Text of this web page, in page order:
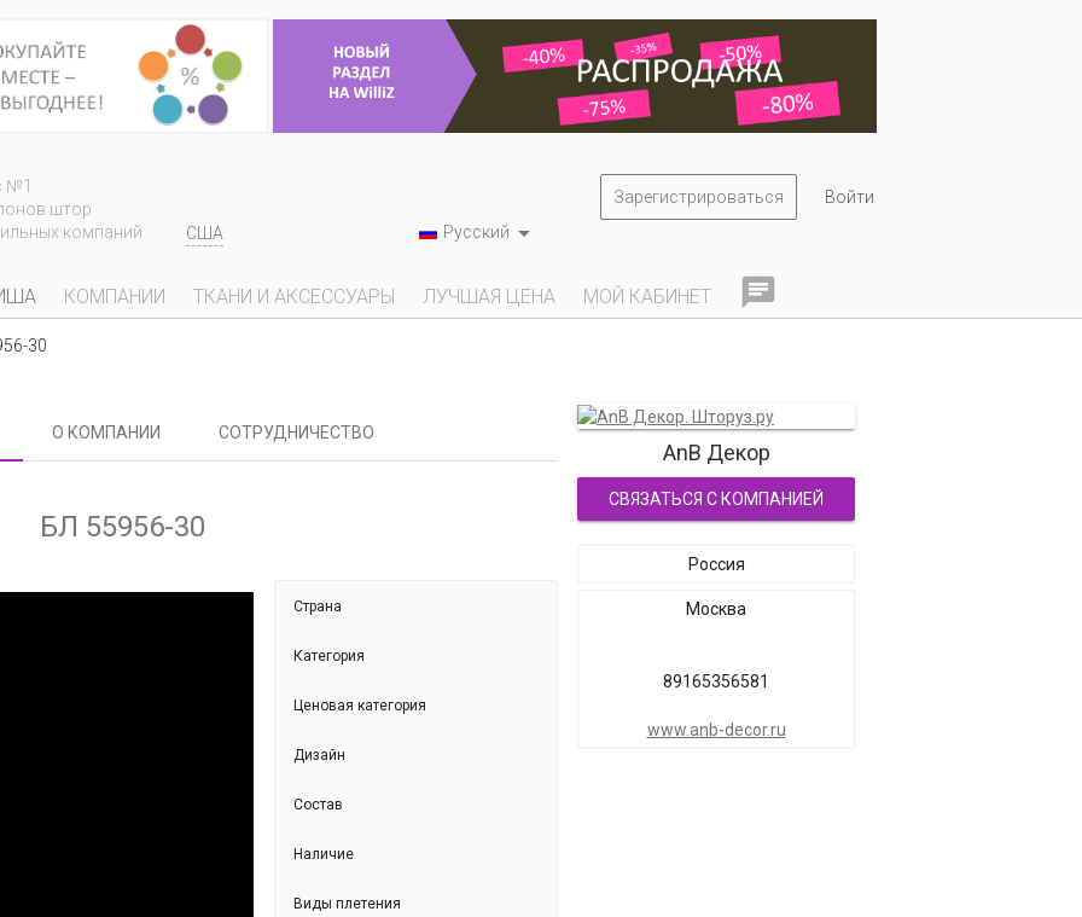
№1
штор
компаний
США
Зарегистрироваться
Войти
Русский 
КОМПАНИИ ТКАНИ И АКСЕССУАРЫ ЛУЧШАЯ ЦЕНА МОЙ КАБИНЕТ 
30
О КОМПАНИИ СОТРУДНИЧЕСТВО
БЛ 55956-30
БЛ 57937-1006
Страна
Категория
Ценовая категория
Дизайн
Состав
Наличие
Виды плетения
AnB Декор
СВЯЗАТЬСЯ С КОМПАНИЕЙ
Россия
Москва
89165356581
www.anb-decor.ru